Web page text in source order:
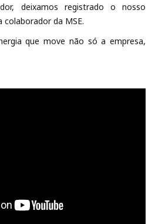
deixamos registrado o nosso
da MSE.
que move não só a empresa,